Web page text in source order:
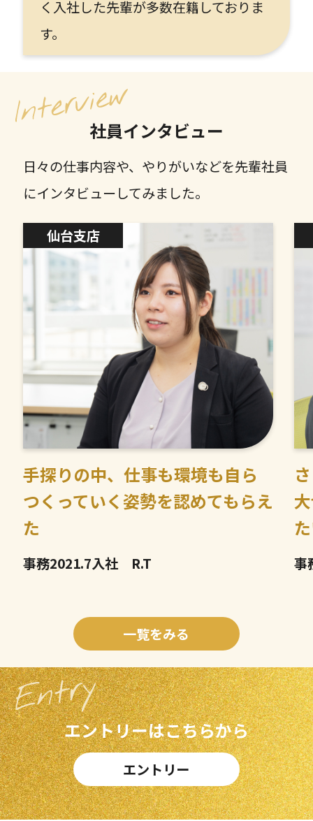
く入社した先輩が多数在籍しておりま
す。
社員インタビュー
日々の仕事内容や、やりがいなどを先輩社員
にインタビューしてみました。
仙台支店
手探りの中、仕事も環境も自ら
つくっていく姿勢を認めてもらえ
た
事務2021.7入社 R.T 事
一覧をみる
エントリーはこちらから
エントリー